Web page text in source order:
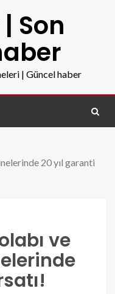
Son
| Güncel haber
20 yıl garanti
ve